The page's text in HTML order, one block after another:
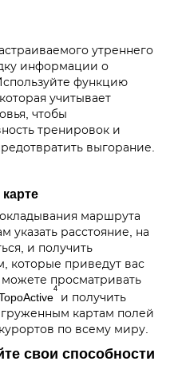
утреннего
информации о
функцию
учитывает
чтобы
тренировок и
выгорание.
маршрута
указать расстояние, на
и получить
которые приведут вас
просматривать
4
и получить
картам полей
по всему миру.
свои способности